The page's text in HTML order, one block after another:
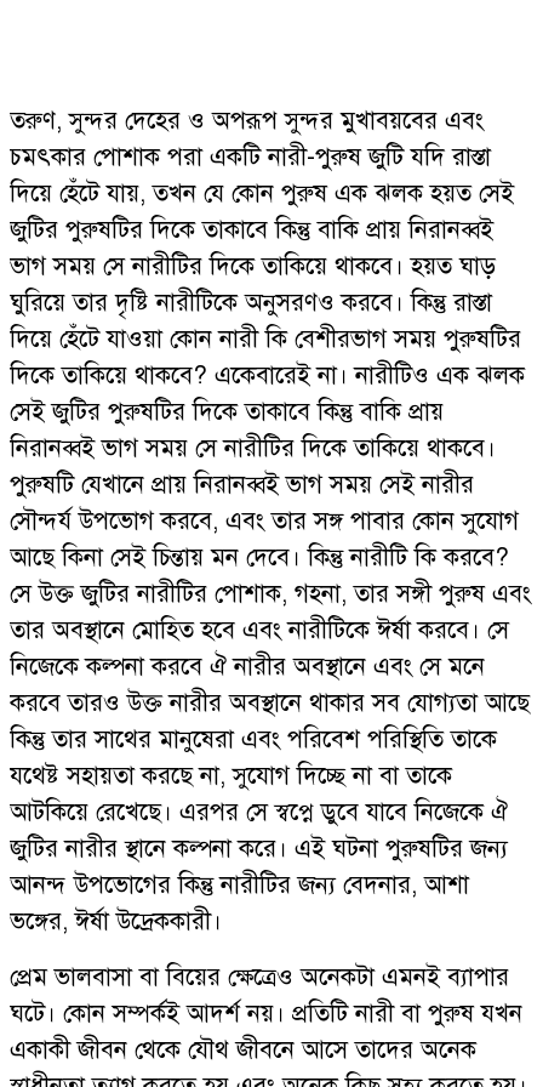
তরুণ, সুন্দর দেহের ও অপরূপ সুন্দর মুখাবয়বের এবং
চমৎকার পোশাক পরা একটি নারী-পুরুষ জুটি যদি রাস্তা
দিয়ে হেঁটে যায়, তখন যে কোন পুরুষ এক ঝলক হয়ত সেই
জুটির পুরুষটির দিকে তাকাবে কিন্তু বাকি প্রায় নিরানব্বই
ভাগ সময় সে নারীটির দিকে তাকিয়ে থাকবে। হয়ত ঘাড়
ঘুরিয়ে তার দৃষ্টি নারীটিকে অনুসরণও করবে। কিন্তু রাস্তা
দিয়ে হেঁটে যাওয়া কোন নারী কি বেশীরভাগ সময় পুরুষটির
দিকে তাকিয়ে থাকবে? একেবারেই না। নারীটিও এক ঝলক
সেই জুটির পুরুষটির দিকে তাকাবে কিন্তু বাকি প্রায়
নিরানব্বই ভাগ সময় সে নারীটির দিকে তাকিয়ে থাকবে।
পুরুষটি যেখানে প্রায় নিরানব্বই ভাগ সময় সেই নারীর
সৌন্দর্য উপভোগ করবে, এবং তার সঙ্গ পাবার কোন সুযোগ
আছে কিনা সেই চিন্তায় মন দেবে। কিন্তু নারীটি কি করবে?
সে উক্ত জুটির নারীটির পোশাক, গহনা, তার সঙ্গী পুরুষ এবং
তার অবস্থানে মোহিত হবে এবং নারীটিকে ঈর্ষা করবে। সে
নিজেকে কল্পনা করবে ঐ নারীর অবস্থানে এবং সে মনে
করবে তারও উক্ত নারীর অবস্থানে থাকার সব যোগ্যতা আছে
কিন্তু তার সাথের মানুষেরা এবং পরিবেশ পরিস্থিতি তাকে
যথেষ্ট সহায়তা করছে না, সুযোগ দিচ্ছে না বা তাকে
আটকিয়ে রেখেছে। এরপর সে স্বপ্নে ডুবে যাবে নিজেকে ঐ
জুটির নারীর স্থানে কল্পনা করে। এই ঘটনা পুরুষটির জন্য
আনন্দ উপভোগের কিন্তু নারীটির জন্য বেদনার, আশা
ভঙ্গের, ঈর্ষা উদ্রেককারী।
প্রেম ভালবাসা বা বিয়ের ক্ষেত্রেও অনেকটা এমনই ব্যাপার
ঘটে। কোন সম্পর্কই আদর্শ নয়। প্রতিটি নারী বা পুরুষ যখন
একাকী জীবন থেকে যৌথ জীবনে আসে তাদের অনেক